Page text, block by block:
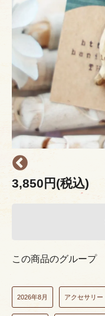
3,850円(税込)
この商品のグループ
2026年8月 アクセサリー